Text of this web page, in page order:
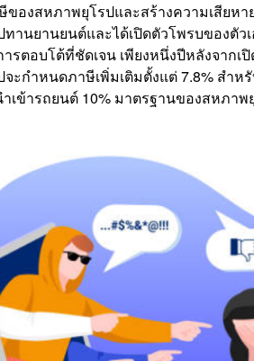
ของสหภาพยุโรปและสร้างความเสียห
นยานยนต์และได้เปิดตัวโพรบของตัว
อบโต้ที่ชัดเจน เพียงหนึ่งปีหลังจากเ
กำหนดภาษีเพิ่มเติมตั้งแต่ 7.8% สำหรั
ข้ารถยนต์ 10% มาตรฐานของสหภาพ